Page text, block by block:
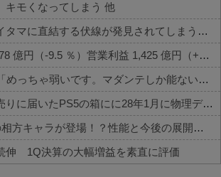
キモくなってしまう 他
【衝撃】彩卵がサイタマに直結する伏線が発見されてしまうｗｗｗ 他
任天堂‥売上高5,178 億円（-9.5 ％）営業利益 1,425 億円（+150.5 %）
【DQ6】バーバラ「めっちゃ弱いです。マダンテしか能ないです。竜かもしれません。」←こいつが人気ある理由
【悲報】新たに小売りに届いたPS5の箱にに28年1月に物理ディスク終了しますとの記載が入る
【衝撃】風火輪αの相方キャラが登場！？性能と今後の展開がこちら
伸 1Q決算の大幅増益を素直に評価